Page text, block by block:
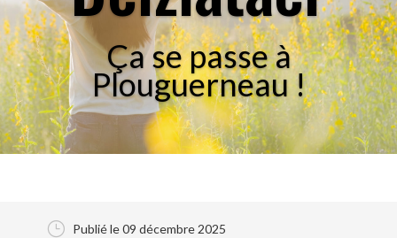
Ça se passe à
Plouguerneau !
}Publié le 09 décembre 2025